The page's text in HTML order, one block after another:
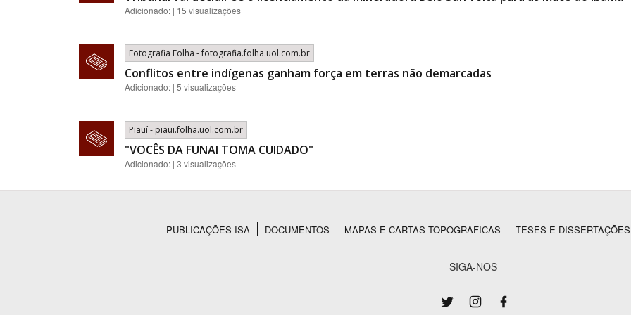
Adicionado: | 15 visualizações
Fotografia Folha - fotografia.folha.uol.com.br
Conflitos entre indígenas ganham força em terras não demarcadas
Adicionado: | 5 visualizações
Piauí - piaui.folha.uol.com.br
"VOCÊS DA FUNAI TOMA CUIDADO"
Adicionado: | 3 visualizações
PUBLICAÇÕES ISA DOCUMENTOS MAPAS E CARTAS TOPOGRAFICAS TESES E DISSERTAÇÕES
SIGA-NOS